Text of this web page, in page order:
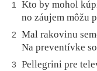
1
Kto by mohol
no záujem môžu
2
Mal rakovinu
Na preventívke
3
Pellegrini pre